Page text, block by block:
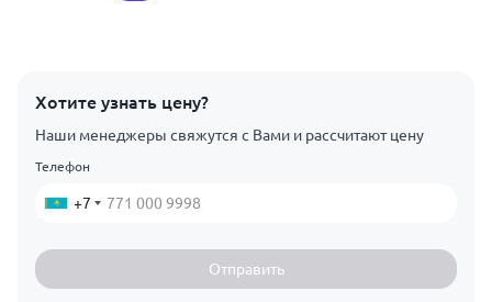
Хотите узнать цену?
Наши менеджеры свяжутся с Вами и рассчитают цену
Телефон
+7
Отправить